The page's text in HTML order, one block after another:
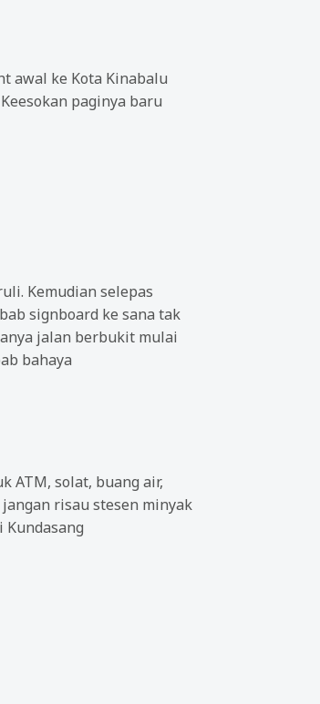
awal ke Kota Kinabalu
paginya baru
Kemudian selepas
signboard ke sana tak
jalan berbukit mulai
bahaya
ATM, solat, buang air,
risau stesen minyak